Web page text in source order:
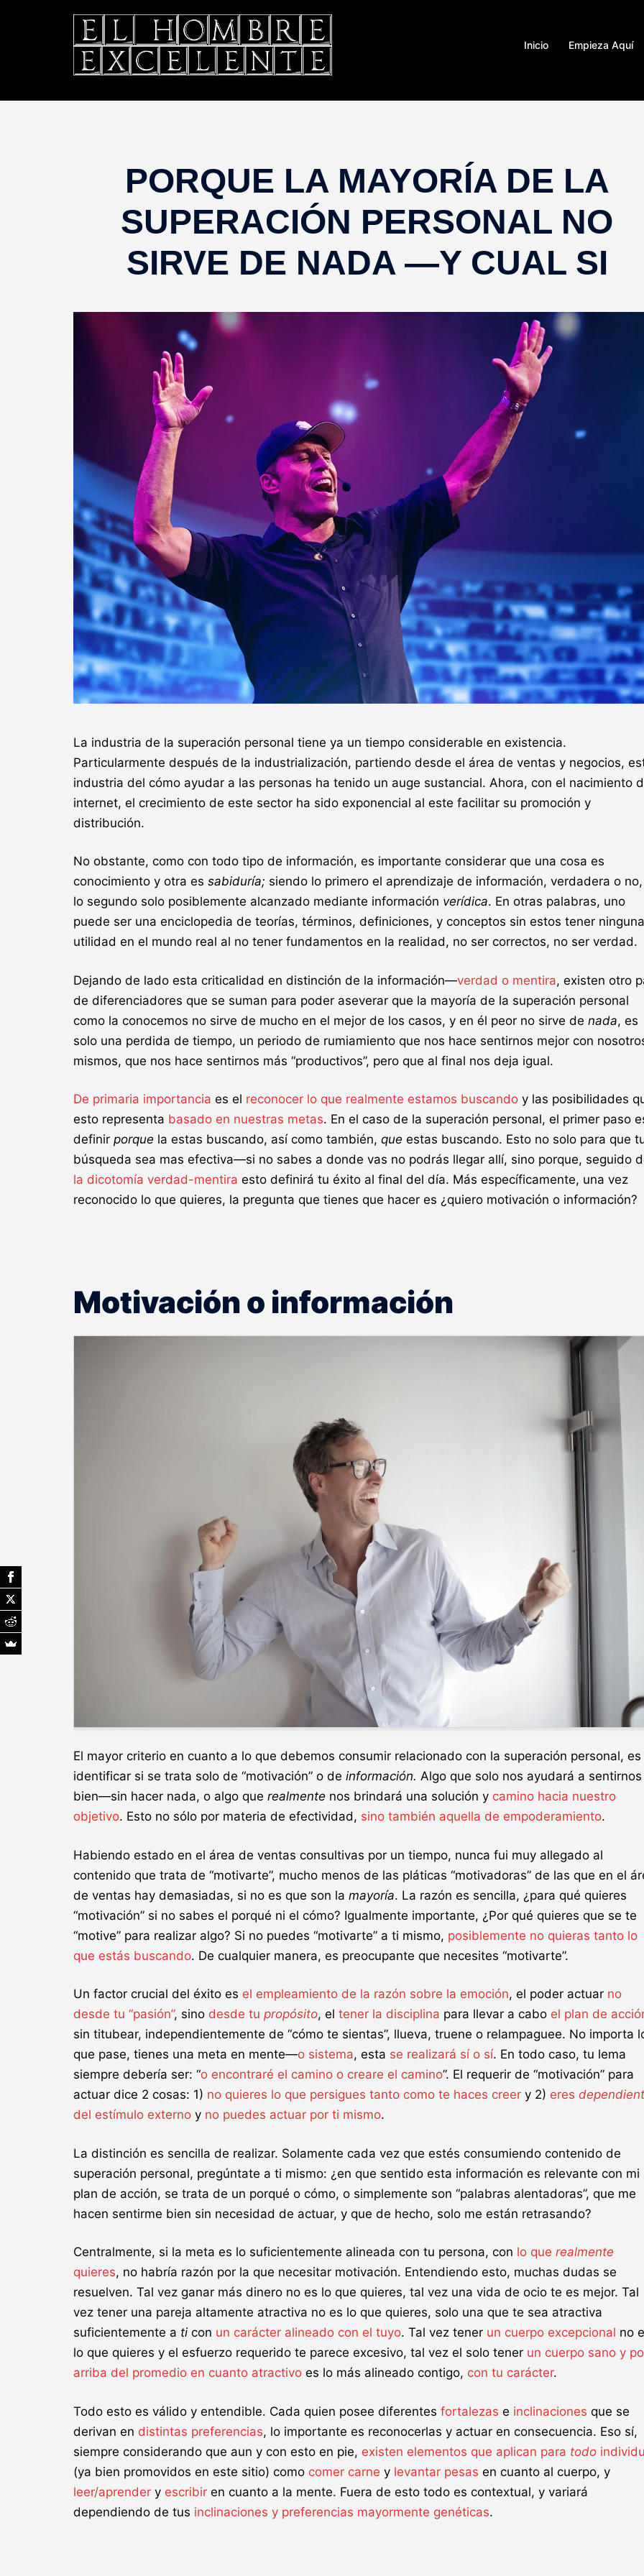
Inicio Empieza Aquí
PORQUE LA MAYORÍA DE LA
SUPERACIÓN PERSONAL NO
SIRVE DE NADA —Y CUAL SI
La industria de la superación personal tiene ya un tiempo considerable en existencia.
Particularmente después de la industrialización, partiendo desde el área de ventas y negocios,
industria del cómo ayudar a las personas ha tenido un auge sustancial. Ahora, con el nacimiento
internet, el crecimiento de este sector ha sido exponencial al este facilitar su promoción y
distribución.
No obstante, como con todo tipo de información, es importante considerar que una cosa es
conocimiento y otra es sabiduría; siendo lo primero el aprendizaje de información, verdadera o
lo segundo solo posiblemente alcanzado mediante información verídica. En otras palabras, uno
puede ser una enciclopedia de teorías, términos, definiciones, y conceptos sin estos tener ninguna
utilidad en el mundo real al no tener fundamentos en la realidad, no ser correctos, no ser verdad.
Dejando de lado esta criticalidad en distinción de la información—verdad o mentira, existen otro
de diferenciadores que se suman para poder aseverar que la mayoría de la superación personal
como la conocemos no sirve de mucho en el mejor de los casos, y en él peor no sirve de nada, es
solo una perdida de tiempo, un periodo de rumiamiento que nos hace sentirnos mejor con
mismos, que nos hace sentirnos más “productivos”, pero que al final nos deja igual.
De primaria importancia es el reconocer lo que realmente estamos buscando y las posibilidades
esto representa basado en nuestras metas. En el caso de la superación personal, el primer paso
definir porque la estas buscando, así como también, que estas buscando. Esto no solo para que
búsqueda sea mas efectiva—si no sabes a donde vas no podrás llegar allí, sino porque, seguido
la dicotomía verdad-mentira esto definirá tu éxito al final del día. Más específicamente, una vez
reconocido lo que quieres, la pregunta que tienes que hacer es ¿quiero motivación o información?
Motivación o información
El mayor criterio en cuanto a lo que debemos consumir relacionado con la superación personal, es
identificar si se trata solo de “motivación” o de información. Algo que solo nos ayudará a sentirnos
bien—sin hacer nada, o algo que realmente nos brindará una solución y camino hacia nuestro
objetivo. Esto no sólo por materia de efectividad, sino también aquella de empoderamiento.
Habiendo estado en el área de ventas consultivas por un tiempo, nunca fui muy allegado al
contenido que trata de “motivarte”, mucho menos de las pláticas “motivadoras” de las que en el
de ventas hay demasiadas, si no es que son la mayoría. La razón es sencilla, ¿ para qué quieres
“motivación” si no sabes el porqué ni el cómo? Igualmente importante, ¿Por qué quieres que se te
“motive” para realizar algo? Si no puedes “motivarte” a ti mismo, posiblemente no quieras tanto lo
que estás buscando. De cualquier manera, es preocupante que necesites “motivarte”.
Un factor crucial del éxito es el empleamiento de la razón sobre la emoción, el poder actuar no
desde tu “pasión”, sino desde tu propósito, el tener la disciplina para llevar a cabo el plan de
sin titubear, independientemente de “cómo te sientas”, llueva, truene o relampaguee. No importa
que pase, tienes una meta en mente—o sistema, esta se realizará sí o sí. En todo caso, tu lema
siempre debería ser: “o encontraré el camino o creare el camino”. El requerir de “motivación” para
actuar dice 2 cosas: 1) no quieres lo que persigues tanto como te haces creer y 2) eres
del estímulo externo y no puedes actuar por ti mismo.
La distinción es sencilla de realizar. Solamente cada vez que estés consumiendo contenido de
superación personal, pregúntate a ti mismo: ¿en que sentido esta información es relevante con mi
plan de acción, se trata de un porqué o cómo, o simplemente son “palabras alentadoras”, que me
hacen sentirme bien sin necesidad de actuar, y que de hecho, solo me están retrasando?
Centralmente, si la meta es lo suficientemente alineada con tu persona, con lo que realmente
quieres, no habría razón por la que necesitar motivación. Entendiendo esto, muchas dudas se
resuelven. Tal vez ganar más dinero no es lo que quieres, tal vez una vida de ocio te es mejor. Tal
vez tener una pareja altamente atractiva no es lo que quieres, solo una que te sea atractiva
suficientemente a ticon un carácter alineado con el tuyo. Tal vez tener un cuerpo excepcional no
lo que quieres y el esfuerzo requerido te parece excesivo, tal vez el solo tener un cuerpo sano y
arriba del promedio en cuanto atractivo es lo más alineado contigo, con tu carácter.
Todo esto es válido y entendible. Cada quien posee diferentes fortalezas e inclinaciones que se
derivan en distintas preferencias, lo importante es reconocerlas y actuar en consecuencia. Eso sí,
siempre considerando que aun y con esto en pie, existen elementos que aplican para todo
(ya bien promovidos en este sitio) como comer carne y levantar pesas en cuanto al cuerpo, y
leer/aprender y escribir en cuanto a la mente. Fuera de esto todo es contextual, y variará
dependiendo de tus inclinaciones y preferencias mayormente genéticas.